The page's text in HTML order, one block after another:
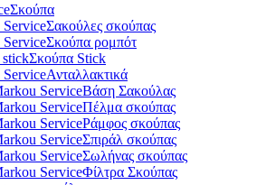
Σκούπα
Σακούλες σκούπας
Σκούπα ρομπότ
Σκούπα Stick
Ανταλλακτικά
Βάση Σακούλας
Πέλμα σκούπας
Ράμφος σκούπας
Σπιράλ σκούπας
Σωλήνας σκούπας
Φίλτρα Σκούπας